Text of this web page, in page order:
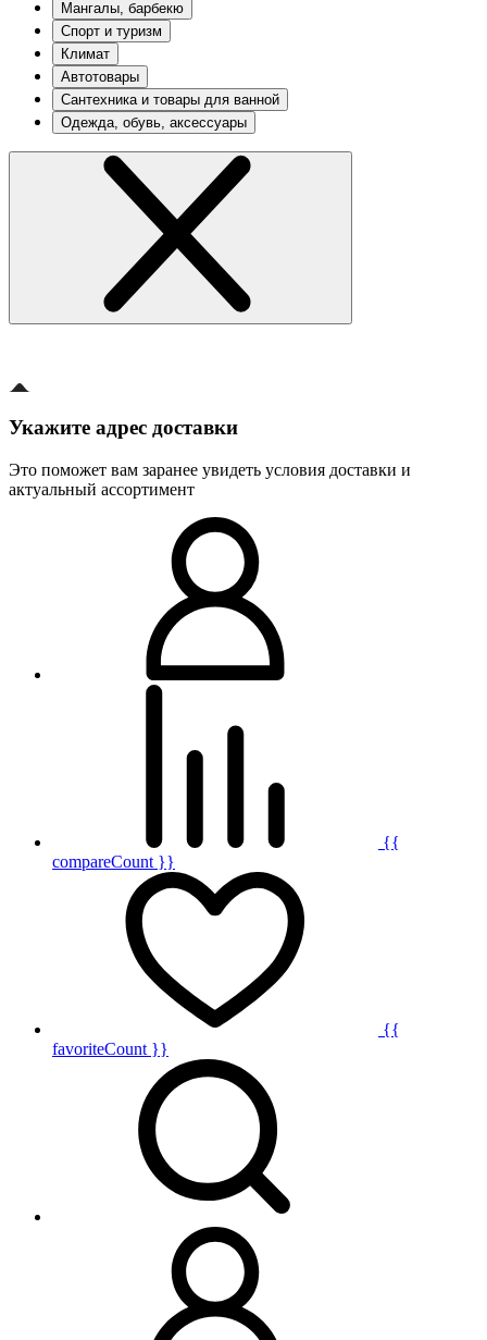
Мангалы, барбекю
Спорт и туризм
Климат
Автотовары
Сантехника и товары для ванной
Одежда, обувь, аксессуары
Укажите адрес доставки
Это поможет вам заранее увидеть условия доставки и
актуальный ассортимент
{{
compareCount }}
{{
favoriteCount }}